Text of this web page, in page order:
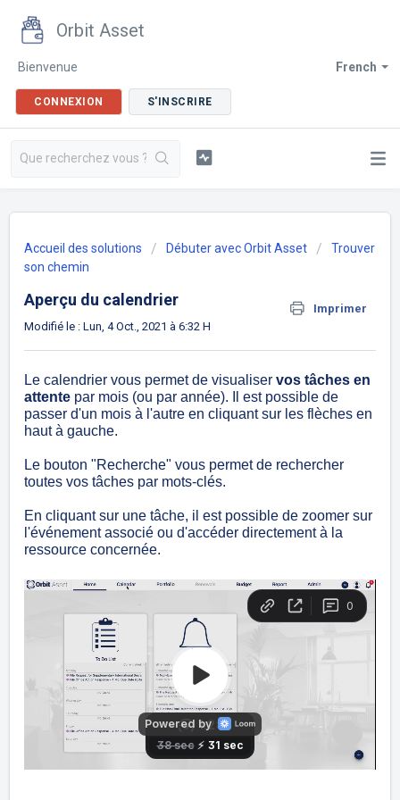
Orbit Asset
French
Bienvenue
CONNEXION S'INSCRIRE
Accueil des solutions Débuter avec Orbit Asset
Trouver
son chemin
Aperçu du calendrier
Imprimer
Modifié le : Lun, 4 Oct., 2021 à 6:32 H
Le calendrier vous permet de visualiser vos tâches en
attente par mois (ou par année). Il est possible de
passer d'un mois à l'autre en cliquant sur les flèches en
haut à gauche.
Le bouton "Recherche" vous permet de rechercher
toutes vos tâches par mots-clés.
En cliquant sur une tâche, il est possible de zoomer sur
l'événement associé ou d'accéder directement à la
ressource concernée.